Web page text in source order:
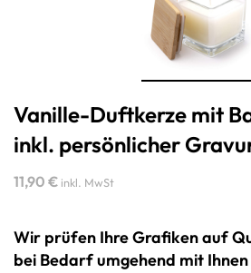
Vanille-Duftkerze mit
inkl. persönlicher
11,90 € inkl. MwSt
Wir prüfen Ihre Grafiken auf
bei Bedarf umgehend mit